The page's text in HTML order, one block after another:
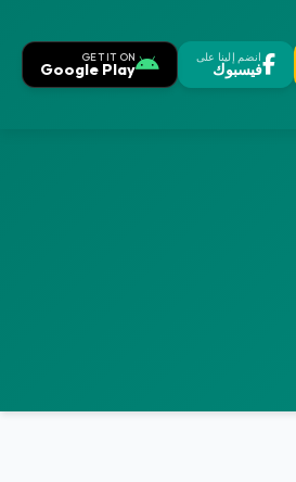
انضم إلينا على
فيسبوك
GET IT ON
Google Play